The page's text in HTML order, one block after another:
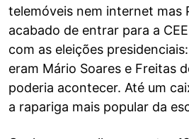
telemóveis nem internet mas
acabado de entrar para a
com as eleições
eram Mário Soares e Freitas
poderia acontecer. Até um
a rapariga mais popular da